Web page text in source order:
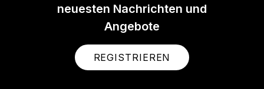
neuesten Nachrichten und
Angebote
REGISTRIEREN